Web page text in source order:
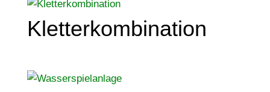
Kletterkombination